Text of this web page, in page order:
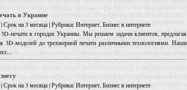
в Украине
на 3 месяца | Рубрика: Интернет, Бизнес в интернете
печати в городах Украины. Мы решаем задачи клиентов, предлагая
3D-моделей до трехмерной печати различными технологиями. Наши
на 3 месяца | Рубрика: Интернет, Бизнес в интернете